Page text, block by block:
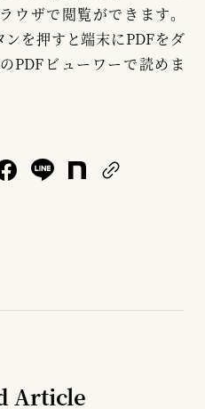
ウザで閲覧ができます。
ンを押すと端末にPDFをダ
PDFビューワーで読めま
Article